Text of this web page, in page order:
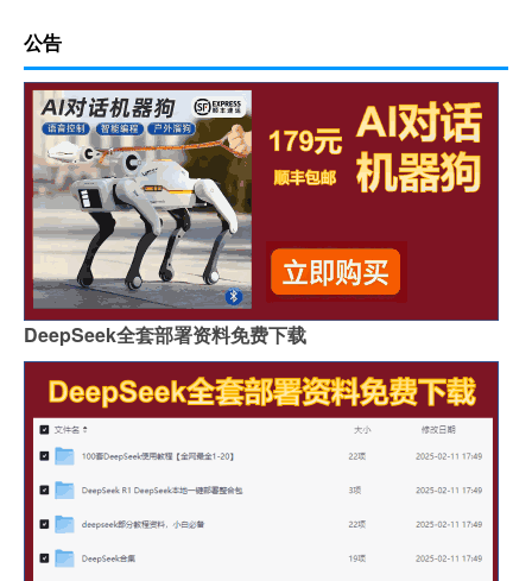
公告
DeepSeek全套部署资料免费下载